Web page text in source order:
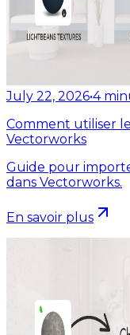
July 22, 2026•4
Comment utiliser
Vectorworks
Guide pour
dans Vectorworks.
En savoir plus